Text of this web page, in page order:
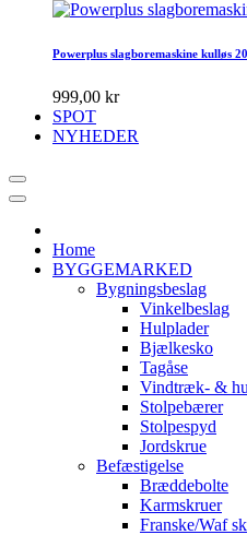
Powerplus slagboremaskine kulløs
999,00 kr
SPOT
NYHEDER
Home
BYGGEMARKED
Bygningsbeslag
Vinkelbeslag
Hulplader
Bjælkesko
Tagåse
Vindtræk- &
Stolpebærer
Stolpespyd
Jordskrue
Befæstigelse
Bræddebolte
Karmskruer
Franske/Waf